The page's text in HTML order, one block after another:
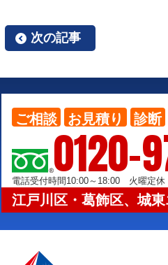
次の記事
ご相談 お見積り 診断
0120-
電話受付時間10:00～18:00 火曜定休
江戸川区・葛飾区、城